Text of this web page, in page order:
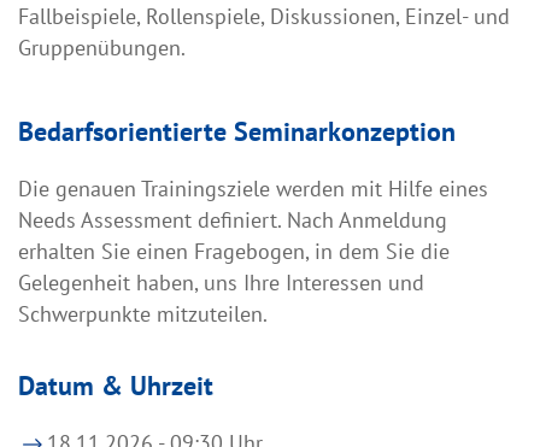
Fallbeispiele, Rollenspiele, Diskussionen, Einzel- und
Gruppenübungen.
Bedarfsorientierte Seminarkonzeption
Die genauen Trainingsziele werden mit Hilfe eines
Needs Assessment definiert. Nach Anmeldung
erhalten Sie einen Fragebogen, in dem Sie die
Gelegenheit haben, uns Ihre Interessen und
Schwerpunkte mitzuteilen.
Datum & Uhrzeit